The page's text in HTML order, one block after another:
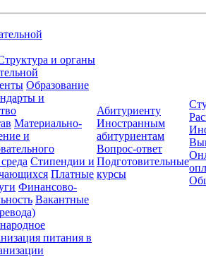
и органы
Образование
и
Материально-
и
Стипендии и
Платные
Финансово-
Вакантные
питания в
Абитуриенту
Иностранным
абитуриентам
Вопрос-ответ
Подготовительные
курсы